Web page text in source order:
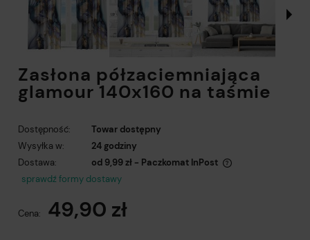
Zasłona półzaciemniająca
glamour 140x160 na taśmie
Dostępność:
Towar dostępny
Wysyłka w:
24 godziny
Dostawa:
od 9,99 zł - Paczkomat InPost
Cena nie zawiera ewentualnych kosztów płatności
sprawdź formy dostawy
Cena: 49,90 zł